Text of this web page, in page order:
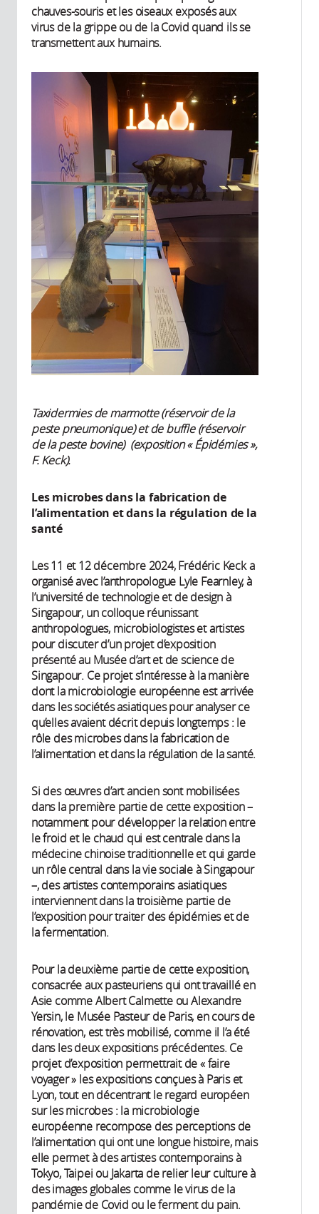
chauves-souris et les oiseaux exposés aux
virus de la grippe ou de la Covid quand ils se
transmettent aux humains.
Taxidermies de marmotte (réservoir de la
peste pneumonique) et de buffle (réservoir
de la peste bovine) (exposition « Épidémies »,
F. Keck).
Les microbes dans la fabrication de
l’alimentation et dans la régulation de la
santé
Les 11 et 12 décembre 2024, Frédéric Keck a
organisé avec l’anthropologue Lyle Fearnley, à
l’université de technologie et de design à
Singapour, un colloque réunissant
anthropologues, microbiologistes et artistes
pour discuter d’un projet d’exposition
présenté au Musée d’art et de science de
Singapour. Ce projet s’intéresse à la manière
dont la microbiologie européenne est arrivée
dans les sociétés asiatiques pour analyser ce
qu’elles avaient décrit depuis longtemps : le
rôle des microbes dans la fabrication de
l’alimentation et dans la régulation de la santé.
Si des œuvres d’art ancien sont mobilisées
dans la première partie de cette exposition –
notamment pour développer la relation entre
le froid et le chaud qui est centrale dans la
médecine chinoise traditionnelle et qui garde
un rôle central dans la vie sociale à Singapour
–, des artistes contemporains asiatiques
interviennent dans la troisième partie de
l’exposition pour traiter des épidémies et de
la fermentation.
Pour la deuxième partie de cette exposition,
consacrée aux pasteuriens qui ont travaillé en
Asie comme Albert Calmette ou Alexandre
Yersin, le Musée Pasteur de Paris, en cours de
rénovation, est très mobilisé, comme il l’a été
dans les deux expositions précédentes. Ce
projet d’exposition permettrait de « faire
voyager » les expositions conçues à Paris et
Lyon, tout en décentrant le regard européen
sur les microbes : la microbiologie
européenne recompose des perceptions de
l’alimentation qui ont une longue histoire, mais
elle permet à des artistes contemporains à
Tokyo, Taipei ou Jakarta de relier leur culture à
des images globales comme le virus de la
pandémie de Covid ou le ferment du pain.